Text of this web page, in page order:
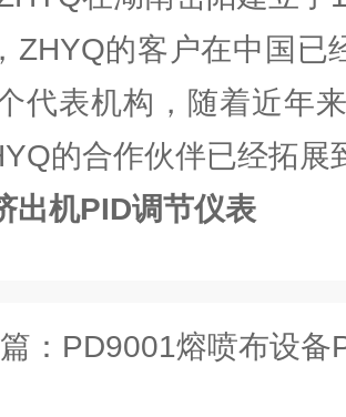
ZHYQ的客户在中国已
代表机构，随着近年
的合作伙伴已经拓展
出机PID调节仪表
： PD9001熔喷布设备